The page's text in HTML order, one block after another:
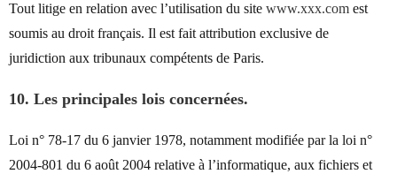
Tout litige en relation avec l’utilisation du site www.xxx.com est
soumis au droit français. Il est fait attribution exclusive de
juridiction aux tribunaux compétents de Paris.
10. Les principales lois concernées.
Loi n° 78-17 du 6 janvier 1978, notamment modifiée par la loi n°
2004-801 du 6 août 2004 relative à l’informatique, aux fichiers et